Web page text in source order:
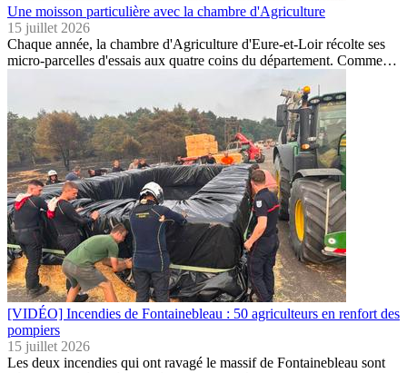
Une moisson particulière avec la chambre d'Agriculture
15 juillet 2026
Chaque année, la chambre d'Agriculture d'Eure-et-Loir récolte ses
micro-parcelles d'essais aux quatre coins du département. Comme…
[VIDÉO] Incendies de Fontainebleau : 50 agriculteurs en renfort des
pompiers
15 juillet 2026
Les deux incendies qui ont ravagé le massif de Fontainebleau sont